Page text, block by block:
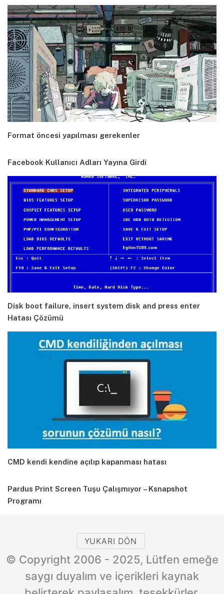
Format öncesi yapılması gerekenler
Facebook Kullanıcı Adları Yayına Girdi
Disk boot failure, insert system disk and press enter
Hatası Çözümü
CMD kendi kendine açılıp kapanması hatası
Pardus Print Screen Tuşu Çalışmıyor – Ksnapshot
Programı
YUKARI DÖN
© Copyright 2006 - 2025, Lütfen emeğe
saygı duyalım ve içerikleri kaynak